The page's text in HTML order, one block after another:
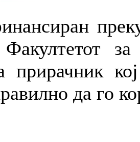
прирачник
да го